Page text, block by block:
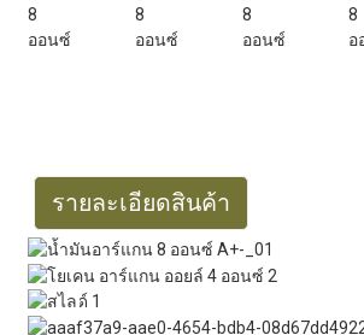
รายละเอียดสินค้า